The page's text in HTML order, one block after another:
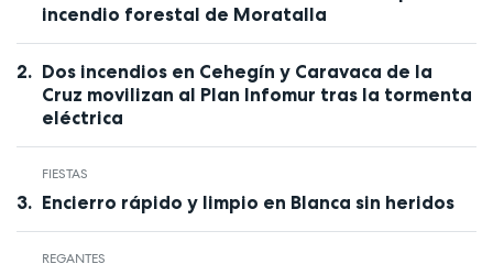
incendio forestal de Moratalla
Dos incendios en Cehegín y Caravaca de la
Cruz movilizan al Plan Infomur tras la tormenta
eléctrica
FIESTAS
Encierro rápido y limpio en Blanca sin heridos
REGANTES